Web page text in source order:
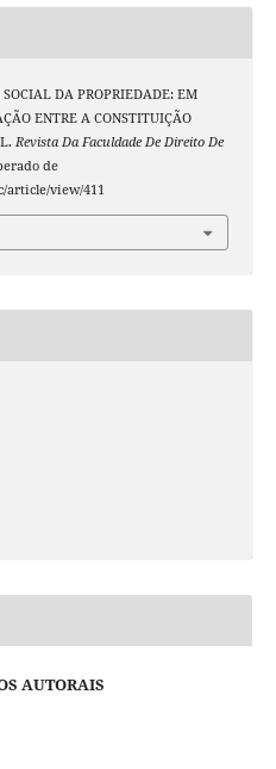
DA PROPRIEDADE: EM
ENTRE A CONSTITUIÇÃO
Revista Da Faculdade De Direito De
de
article/view/411
AUTORAIS